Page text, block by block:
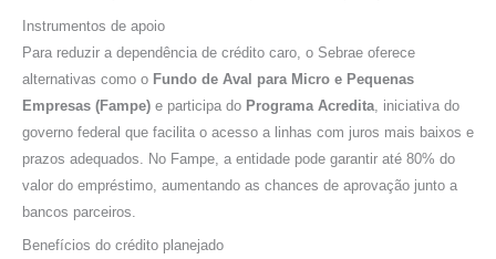
Instrumentos de apoio
Para reduzir a dependência de crédito caro, o Sebrae oferece
alternativas como o Fundo de Aval para Micro e Pequenas
Empresas (Fampe) e participa do Programa Acredita , iniciativa do
governo federal que facilita o acesso a linhas com juros mais baixos e
prazos adequados. No Fampe, a entidade pode garantir até 80% do
valor do empréstimo, aumentando as chances de aprovação junto a
bancos parceiros.
Benefícios do crédito planejado